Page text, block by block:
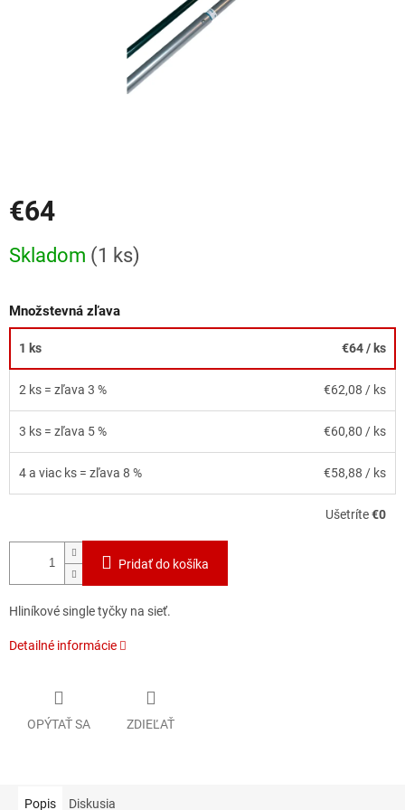
€64
cena:
Skladom (1 ks)
Množstevná zľava
1 ks €64/ ks
2 ks = zľava 3 % €62,08 / ks
3 ks = zľava 5 % €60,80 / ks
4 a viac ks = zľava 8 % €58,88 / ks
Ušetríte€0
Pridať do košíka
Hliníkové single tyčky na sieť.
Detailné informácie
OPÝTAŤ SA ZDIEĽAŤ
Popis Diskusia